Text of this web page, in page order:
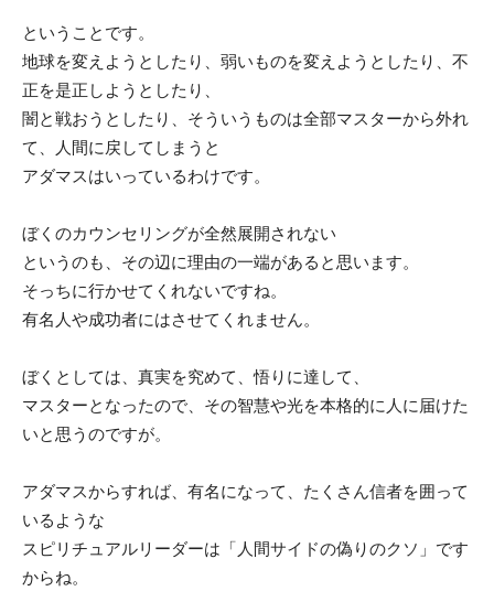
ということです。
地球を変えようとしたり、弱いものを変えようとしたり、不
正を是正しようとしたり、
闇と戦おうとしたり、そういうものは全部マスターから外れ
て、人間に戻してしまうと
アダマスはいっているわけです。
ぼくのカウンセリングが全然展開されない
というのも、その辺に理由の一端があると思います。
そっちに行かせてくれないですね。
有名人や成功者にはさせてくれません。
ぼくとしては、真実を究めて、悟りに達して、
マスターとなったので、その智慧や光を本格的に人に届けた
いと思うのですが。
アダマスからすれば、有名になって、たくさん信者を囲って
いるような
スピリチュアルリーダーは「人間サイドの偽りのクソ」です
からね。